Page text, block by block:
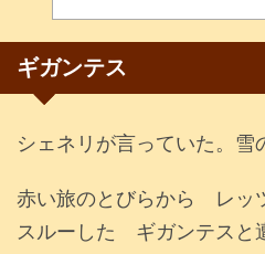
ギガンテス
シェネリが言っていた。雪
赤い旅のとびらから レッ
スルーした ギガンテスと